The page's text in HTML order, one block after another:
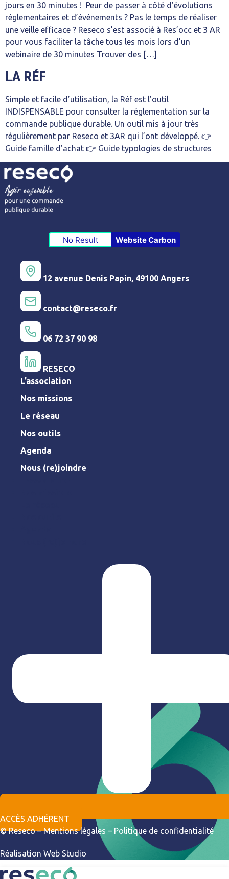
jours en 30 minutes ! Peur de passer à côté d’évolutions
réglementaires et d’événements ? Pas le temps de réaliser
une veille efficace ? Reseco s’est associé à Res’occ et 3 AR
pour vous faciliter la tâche tous les mois lors d’un
webinaire de 30 minutes Trouver des […]
LA RÉF
Simple et facile d’utilisation, la Réf est l’outil
INDISPENSABLE pour consulter la réglementation sur la
commande publique durable. Un outil mis à jour très
régulièrement par Reseco et 3AR qui l’ont développé. 👉
Guide famille d’achat 👉 Guide typologies de structures
No Result Website Carbon
12 avenue Denis Papin, 49100 Angers
contact@reseco.fr
06 72 37 90 98
RESECO
L’association
Nos missions
Le réseau
Nos outils
Agenda
Nous (re)joindre
ACCÈS ADHÉRENT
© Reseco –Mentions légales – Politique de confidentialité
Réalisation Web Studio